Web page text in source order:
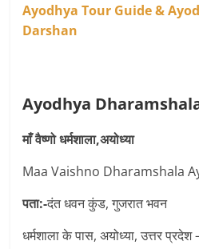
Ayodhya Tour Guide &
Darshan
Ayodhya
माँ वैष्णो धर्मशाला,अयोध्या
Maa Vaishno Dharamshala
पता:-दंत धवन कुंड, गुजरात भवन
धर्मशाला के पास, अयोध्या, उत्तर